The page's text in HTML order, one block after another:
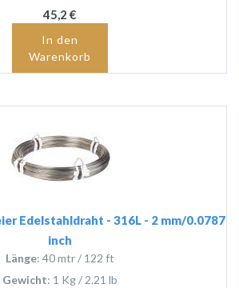
45,2 €
In den
Warenkorb
Edelstahldraht - 316L - 2 mm/0.0787
inch
Länge: 40 mtr / 122 ft
Gewicht: 1 Kg / 2.21 lb